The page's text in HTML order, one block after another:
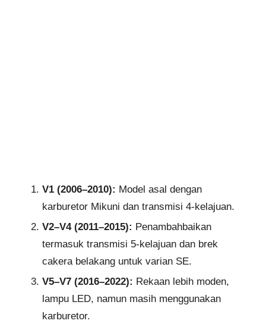
V1 (2006–2010): Model asal dengan
karburetor Mikuni dan transmisi 4-kelajuan.
V2–V4 (2011–2015): Penambahbaikan
termasuk transmisi 5-kelajuan dan brek
cakera belakang untuk varian SE.
V5–V7 (2016–2022): Rekaan lebih moden,
lampu LED, namun masih menggunakan
karburetor.